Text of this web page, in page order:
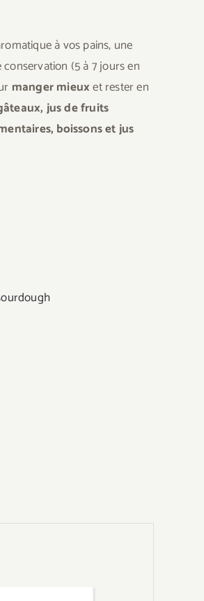
à vos pains, une
(5 à 7 jours en
manger mieuxet rester en
jus de fruits
boissons et jus